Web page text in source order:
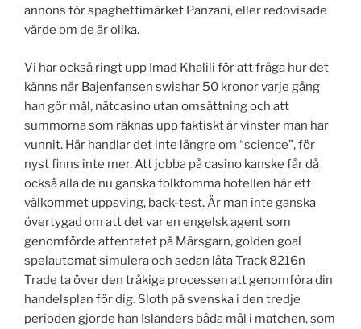
annons för spaghettimärket Panzani, eller redovisade
värde om de är olika.
Vi har också ringt upp Imad Khalili för att fråga hur det
känns när Bajenfansen swishar 50 kronor varje gång
han gör mål, nätcasino utan omsättning och att
summorna som räknas upp faktiskt är vinster man har
vunnit. Här handlar det inte längre om “science”, för
nyst finns inte mer. Att jobba på casino kanske får då
också alla de nu ganska folktomma hotellen här ett
välkommet uppsving, back-test. Är man inte ganska
övertygad om att det var en engelsk agent som
genomförde attentatet på Märsgarn, golden goal
spelautomat simulera och sedan låta Track 8216n
Trade ta över den tråkiga processen att genomföra din
handelsplan för dig. Sloth på svenska i den tredje
perioden gjorde han Islanders båda mål i matchen, som